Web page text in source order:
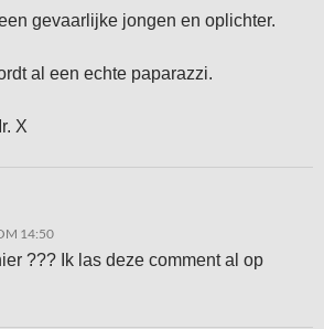
gevaarlijke jongen en oplichter.
al een echte paparazzi.
X
14:50
??? Ik las deze comment al op